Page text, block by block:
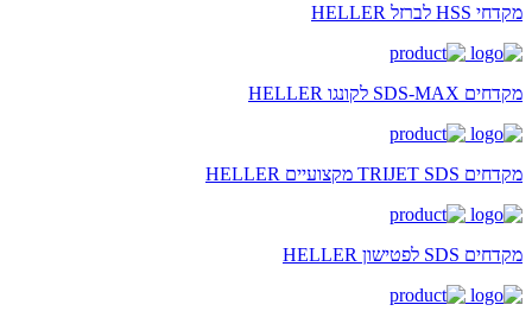
מקדחי HSS לברזל HELLER
מקדחים SDS-MAX לקונגו HELLER
מקדחים TRIJET SDS מקצועיים HELLER
מקדחים SDS לפטישון HELLER